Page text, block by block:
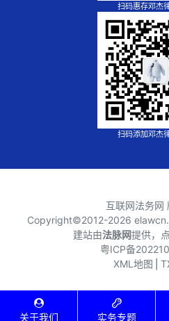
扫码惠存邓杰
扫码添加邓杰
互联网法务网
Copyright©2012-2026
建站由法脉网提供，
粤ICP备
XML地图
关于我们 实务专题